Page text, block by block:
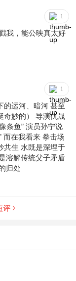
1
我，能公映真太好
1
的运河、暗河 甚至
奇妙的） 导演仇晟
条鱼” 演员孙宁说
而在我看来 拳击场
共生 水既是深埋于
溶解传统父子矛盾
归处
评